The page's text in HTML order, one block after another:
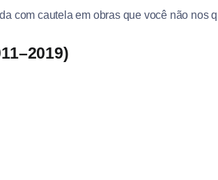
com cautela em obras que você não nos